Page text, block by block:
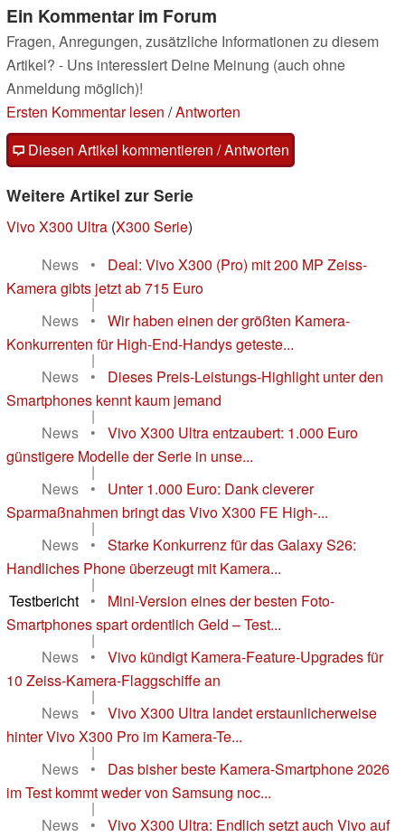
Ein Kommentar im Forum
Fragen, Anregungen, zusätzliche Informationen zu diesem
Artikel? - Uns interessiert Deine Meinung (auch ohne
Anmeldung möglich)!
Ersten Kommentar lesen /Antworten
Diesen Artikel kommentieren / Antworten
Weitere Artikel zur Serie
Vivo X300 Ultra (X300 Serie)
News
•
Deal: Vivo X300 (Pro) mit 200 MP Zeiss-
Kamera gibts jetzt ab 715 Euro
|
News
•
Wir haben einen der größten Kamera-
Konkurrenten für High-End-Handys geteste...
|
News
•
Dieses Preis-Leistungs-Highlight unter den
Smartphones kennt kaum jemand
|
News
•
Vivo X300 Ultra entzaubert: 1.000 Euro
günstigere Modelle der Serie in unse...
|
News
•
Unter 1.000 Euro: Dank cleverer
Sparmaßnahmen bringt das Vivo X300 FE High-...
|
News
•
Starke Konkurrenz für das Galaxy S26:
Handliches Phone überzeugt mit Kamera...
|
Testbericht
•
Mini-Version eines der besten Foto-
Smartphones spart ordentlich Geld – Test...
|
News
•
Vivo kündigt Kamera-Feature-Upgrades für
10 Zeiss-Kamera-Flaggschiffe an
|
News
•
Vivo X300 Ultra landet erstaunlicherweise
hinter Vivo X300 Pro im Kamera-Te...
|
News
•
Das bisher beste Kamera-Smartphone 2026
im Test kommt weder von Samsung noc...
|
News
•
Vivo X300 Ultra: Endlich setzt auch Vivo auf